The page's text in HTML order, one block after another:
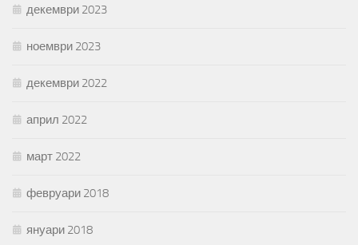
декември 2023
ноември 2023
декември 2022
април 2022
март 2022
февруари 2018
януари 2018